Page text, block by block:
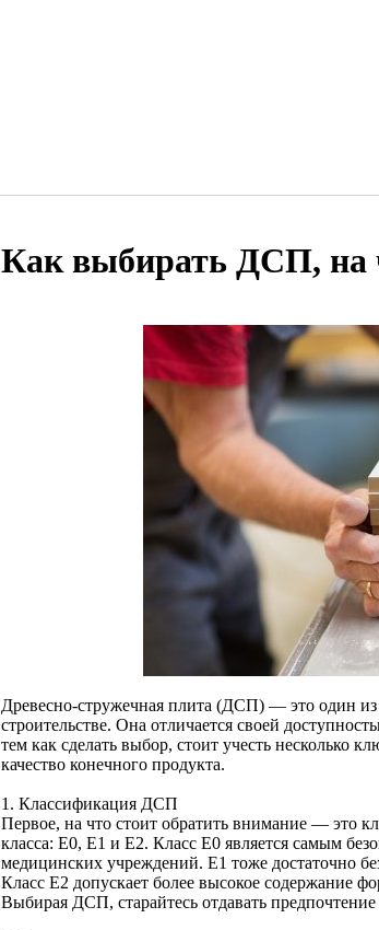
Как выбирать ДСП, на
Древесно-стружечная плита (ДСП) — это один
строительстве. Она отличается своей
тем как сделать выбор, стоит учесть несколько
качество конечного продукта.
1. Классификация ДСП
Первое, на что стоит обратить внимание — это
класса: E0, E1 и E2. Класс E0 является самым
медицинских учреждений. E1 тоже достаточно
Класс E2 допускает более высокое содержание
Выбирая ДСП, старайтесь отдавать